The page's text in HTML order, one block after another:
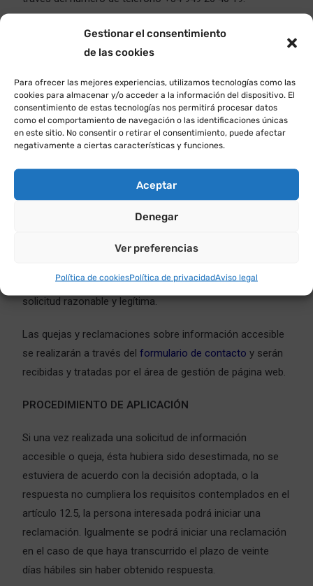
Gestionar el consentimiento
de las cookies
Para ofrecer las mejores experiencias, utilizamos tecnologías como las
cookies para almacenar y/o acceder a la información del dispositivo. El
consentimiento de estas tecnologías nos permitirá procesar datos
como el comportamiento de navegación o las identificaciones únicas
en este sitio. No consentir o retirar el consentimiento, puede afectar
negativamente a ciertas características y funciones.
Aceptar
Denegar
Ver preferencias
Política de cookiesPolítica de privacidadAviso legal
Puede presentar:
1112/2018 o
Solicitud de Información accesiblerelativa a:
Contenidos que están excluidos del ámbito de
aplicación del RD 1112/2018 según lo establecido
carga desproporcionada.
En la Solicitud de información accesible, se debe
petición que permitan constatar que se trata de una
solicitud razonable y legítima.
Las quejas y reclamaciones sobre información accesible
se realizarán a través delformulario de contacto y serán
recibidas y tratadas por el área de gestión de página web.
PROCEDIMIENTO DE APLICACIÓN
Si una vez realizada una solicitud de información
accesible o queja, ésta hubiera sido desestimada, no se
estuviera de acuerdo con la decisión adoptada, o la
respuesta no cumpliera los requisitos contemplados en el
artículo 12.5, la persona interesada podrá iniciar una
reclamación. Igualmente se podrá iniciar una reclamación
en el caso de que haya transcurrido el plazo de veinte
días hábiles sin haber obtenido respuesta.